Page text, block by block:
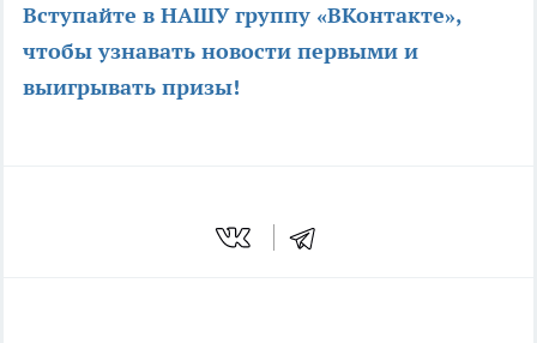
Вступайте в НАШУ группу «ВКонтакте»,
чтобы узнавать новости первыми и
выигрывать призы!